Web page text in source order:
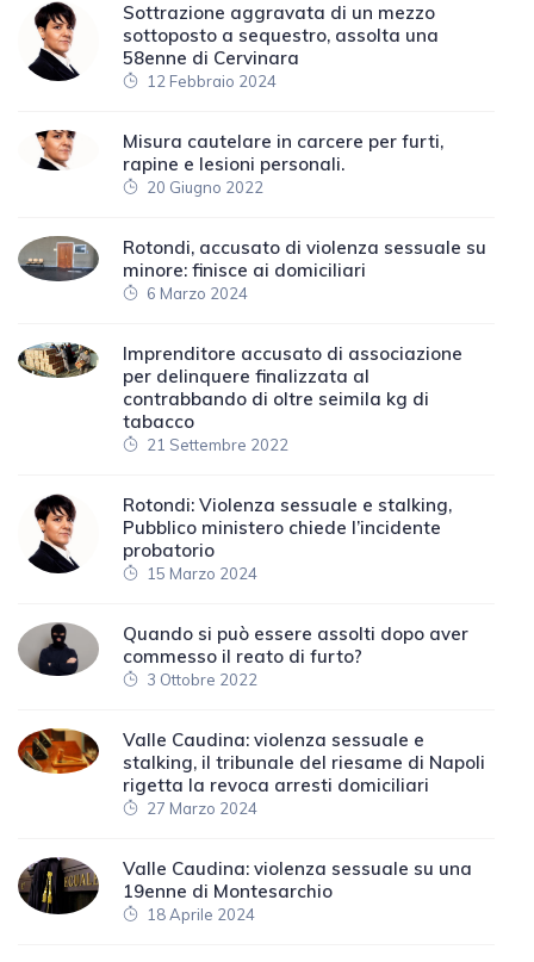
Sottrazione aggravata di un mezzo
sottoposto a sequestro, assolta una
58enne di Cervinara
12 Febbraio 2024
Misura cautelare in carcere per furti,
rapine e lesioni personali.
20 Giugno 2022
Rotondi, accusato di violenza sessuale su
minore: finisce ai domiciliari
6 Marzo 2024
Imprenditore accusato di associazione
per delinquere finalizzata al
contrabbando di oltre seimila kg di
tabacco
21 Settembre 2022
Rotondi: Violenza sessuale e stalking,
Pubblico ministero chiede l’incidente
probatorio
15 Marzo 2024
Quando si può essere assolti dopo aver
commesso il reato di furto?
3 Ottobre 2022
Valle Caudina: violenza sessuale e
stalking, il tribunale del riesame di Napoli
rigetta la revoca arresti domiciliari
27 Marzo 2024
Valle Caudina: violenza sessuale su una
19enne di Montesarchio
18 Aprile 2024